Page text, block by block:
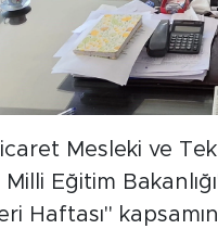
Mesleki ve
Eğitim
Haftası"